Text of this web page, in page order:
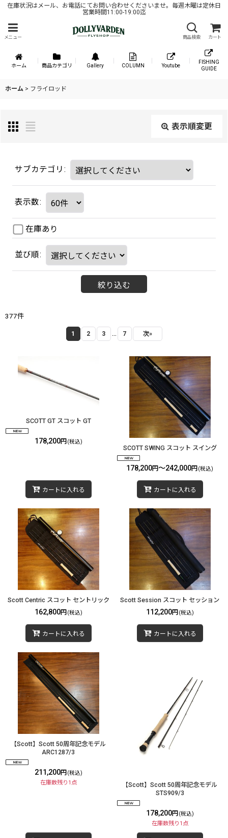
在庫状況はメール、お電話にてお問い合わせくださいませ。毎週木曜は定休日
営業時間11:00-19:00迄
メニュー 商品検索 カート
ホーム 商品カテゴリ Gallery COLUMN Youtube
FISHING
GUIDE
ホーム > フライロッド
表示順変更
サブカテゴリ :
表示数:
在庫あり
並び順:
絞り込む
377件
1 2 3 ... 7 次»
SCOTT GT スコット GT
178,200円 (税込)
カートに入れる
SCOTT SWING スコット スイング
178,200円～242,000円 (税込)
カートに入れる
Scott Centric スコット セントリック
162,800円 (税込)
カートに入れる
Scott Session スコット セッション
112,200円 (税込)
カートに入れる
【Scott】Scott 50周年記念モデル
ARC1287/3
211,200円 (税込)
在庫数残り1点
【Scott】Scott 50周年記念モデル
STS909/3
178,200円 (税込)
在庫数残り1点